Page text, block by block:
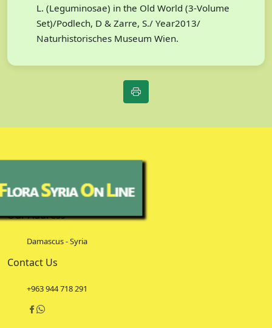
L. (Leguminosae) in the Old World (3-Volume
Set)/Podlech, D & Zarre, S./ Year2013/
Naturhistorisches Museum Wien.
Our Address
Damascus - Syria
Contact Us
+963 944 718 291